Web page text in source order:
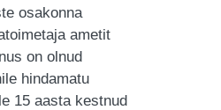
osakonna
ametit
on olnud
hindamatu
15 aasta kestnud